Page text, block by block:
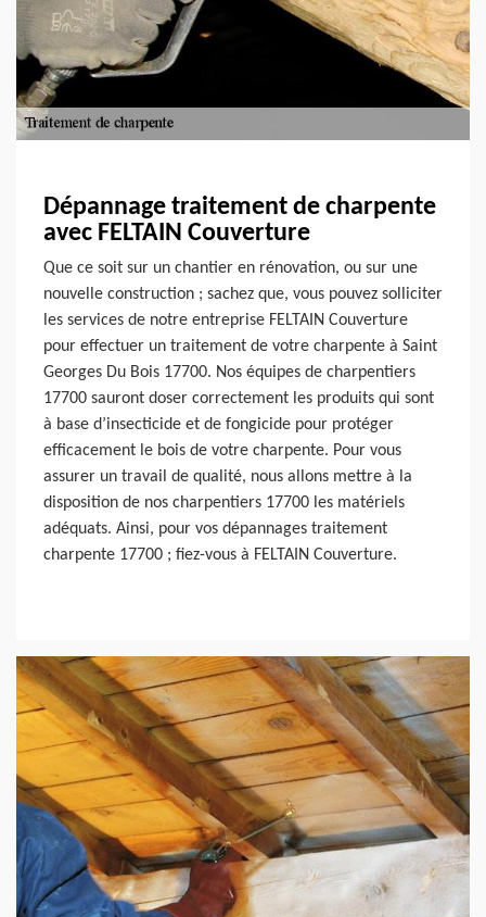
Dépannage traitement de charpente
avec FELTAIN Couverture
Que ce soit sur un chantier en rénovation, ou sur une
nouvelle construction ; sachez que, vous pouvez solliciter
les services de notre entreprise FELTAIN Couverture
pour effectuer un traitement de votre charpente à Saint
Georges Du Bois 17700. Nos équipes de charpentiers
17700 sauront doser correctement les produits qui sont
à base d’insecticide et de fongicide pour protéger
efficacement le bois de votre charpente. Pour vous
assurer un travail de qualité, nous allons mettre à la
disposition de nos charpentiers 17700 les matériels
adéquats. Ainsi, pour vos dépannages traitement
charpente 17700 ; fiez-vous à FELTAIN Couverture.